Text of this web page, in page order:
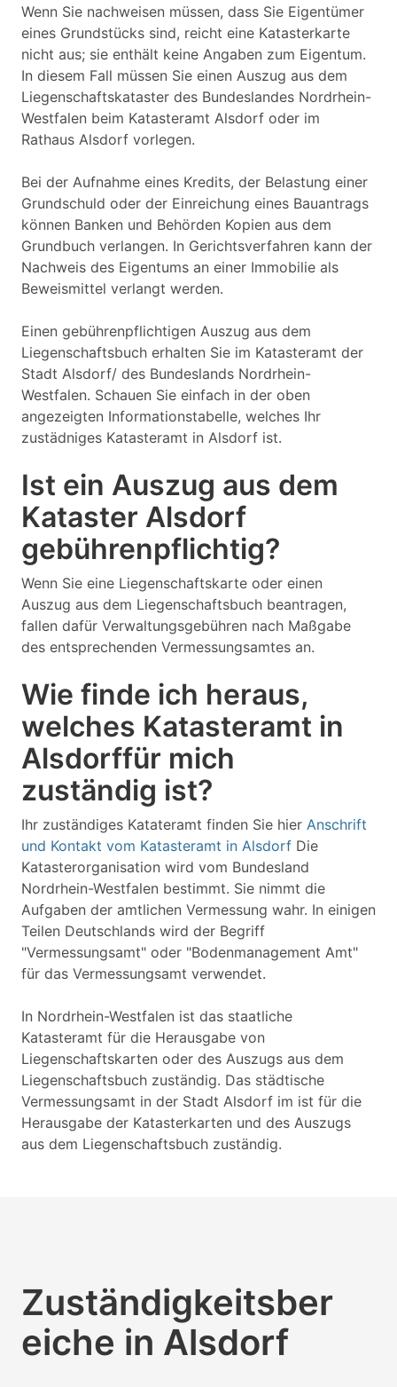
Wenn Sie nachweisen müssen, dass Sie Eigentümer
eines Grundstücks sind, reicht eine Katasterkarte
nicht aus; sie enthält keine Angaben zum Eigentum.
In diesem Fall müssen Sie einen Auszug aus dem
Liegenschaftskataster des Bundeslandes Nordrhein-
Westfalen beim Katasteramt Alsdorf oder im
Rathaus Alsdorf vorlegen.
Bei der Aufnahme eines Kredits, der Belastung einer
Grundschuld oder der Einreichung eines Bauantrags
können Banken und Behörden Kopien aus dem
Grundbuch verlangen. In Gerichtsverfahren kann der
Nachweis des Eigentums an einer Immobilie als
Beweismittel verlangt werden.
Einen gebührenpflichtigen Auszug aus dem
Liegenschaftsbuch erhalten Sie im Katasteramt der
Stadt Alsdorf/ des Bundeslands Nordrhein-
Westfalen. Schauen Sie einfach in der oben
angezeigten Informationstabelle, welches Ihr
zustädniges Katasteramt in Alsdorf ist.
Ist ein Auszug aus dem
Kataster Alsdorf
gebührenpflichtig?
Wenn Sie eine Liegenschaftskarte oder einen
Auszug aus dem Liegenschaftsbuch beantragen,
fallen dafür Verwaltungsgebühren nach Maßgabe
des entsprechenden Vermessungsamtes an.
Wie finde ich heraus,
welches Katasteramt in
Alsdorffür mich
zuständig ist?
Ihr zuständiges Katateramt finden Sie hier Anschrift
und Kontakt vom Katasteramt in Alsdorf Die
Katasterorganisation wird vom Bundesland
Nordrhein-Westfalen bestimmt. Sie nimmt die
Aufgaben der amtlichen Vermessung wahr. In einigen
Teilen Deutschlands wird der Begriff
"Vermessungsamt" oder "Bodenmanagement Amt"
für das Vermessungsamt verwendet.
In Nordrhein-Westfalen ist das staatliche
Katasteramt für die Herausgabe von
Liegenschaftskarten oder des Auszugs aus dem
Liegenschaftsbuch zuständig. Das städtische
Vermessungsamt in der Stadt Alsdorf im ist für die
Herausgabe der Katasterkarten und des Auszugs
aus dem Liegenschaftsbuch zuständig.
Zuständigkeitsber
eiche in Alsdorf